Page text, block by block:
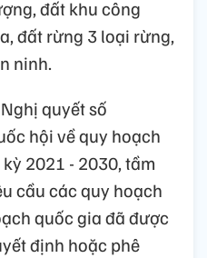
đất khu công
đất rừng 3 loại rừng,
ninh.
quyết số
hội về quy hoạch
2021 - 2030, tầm
cầu các quy hoạch
quốc gia đã được
định hoặc phê